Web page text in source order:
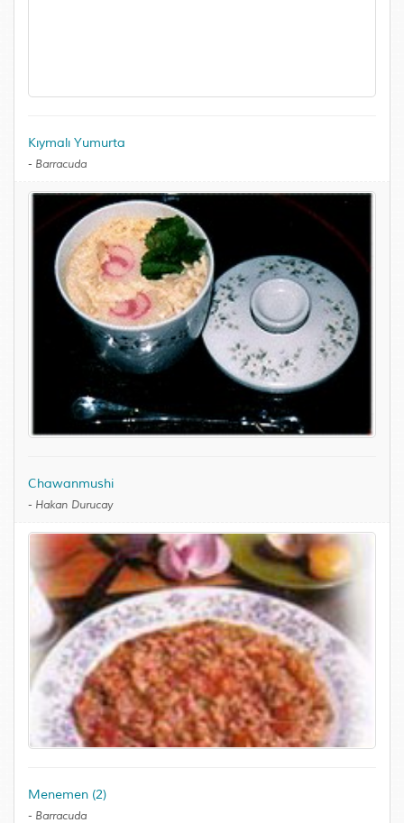
Kıymalı Yumurta
- Barracuda
Chawanmushi
- Hakan Durucay
Menemen (2)
- Barracuda